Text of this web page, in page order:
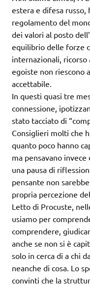
estera e difesa
regolamento del
dei valori al posto
equilibrio delle forze
internazionali,
egoiste non riescono
accettabile.
In questi quasi tre
connessione,
stato tacciato di
Consiglieri molti che
quanto poco hanno
ma pensavano
una pausa di
pensante non
propria percezione
Letto di Procuste,
usiamo per
comprendere,
anche se non si è
solo in cerca di a chi
neanche di cosa. Lo
convinti che la